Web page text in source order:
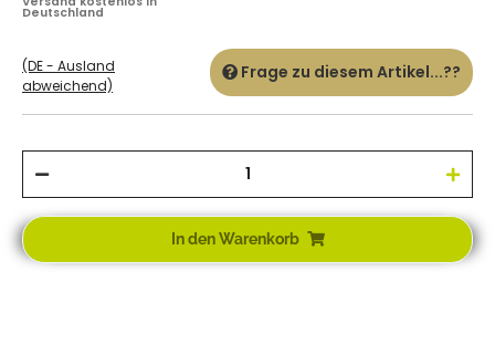
Deutschland
(DE - Ausland
abweichend)
Frage zu diesem Artikel...??
In den Warenkorb